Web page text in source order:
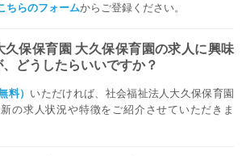
ちらのフォームからご登録ください。
久保保育園 大久保保育園の求人に興味
どうしたらいいですか？
料） いただければ、社会福祉法人大久保保育園
の求人状況や特徴をご紹介させていただきま